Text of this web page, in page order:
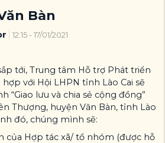
Bàn
12:15 - 17/01/2021
tới, Trung tâm Hỗ trợ Phát triển
với Hội LHPN tỉnh Lào Cai sẽ
“Giao lưu và chia sẻ cộng đồng”
Thượng, huyện Văn Bàn, tỉnh Lào
đó, chúng mình sẽ:
của Hợp tác xã/ tổ nhóm (được hỗ